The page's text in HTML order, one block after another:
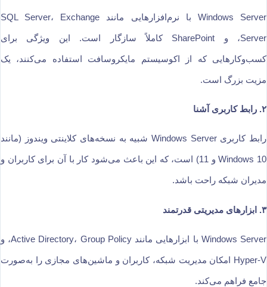
Windows Server با نرم‌افزارهایی مانند SQL Server، Exchange
Server، و SharePoint کاملاً سازگار است. این ویژگی برای
کسب‌وکارهایی که از اکوسیستم مایکروسافت استفاده می‌کنند، یک
مزیت بزرگ است.
۲. رابط کاربری آشنا
رابط کاربری Windows Server شبیه به نسخه‌های کلاینتی ویندوز (مانند
Windows 10 و 11) است، که این باعث می‌شود کار با آن برای کاربران و
مدیران شبکه راحت باشد.
۳. ابزارهای مدیریتی قدرتمند
Windows Server با ابزارهایی مانند Active Directory، Group Policy، و
Hyper-V امکان مدیریت شبکه، کاربران و ماشین‌های مجازی را به‌صورت
جامع فراهم می‌کند.